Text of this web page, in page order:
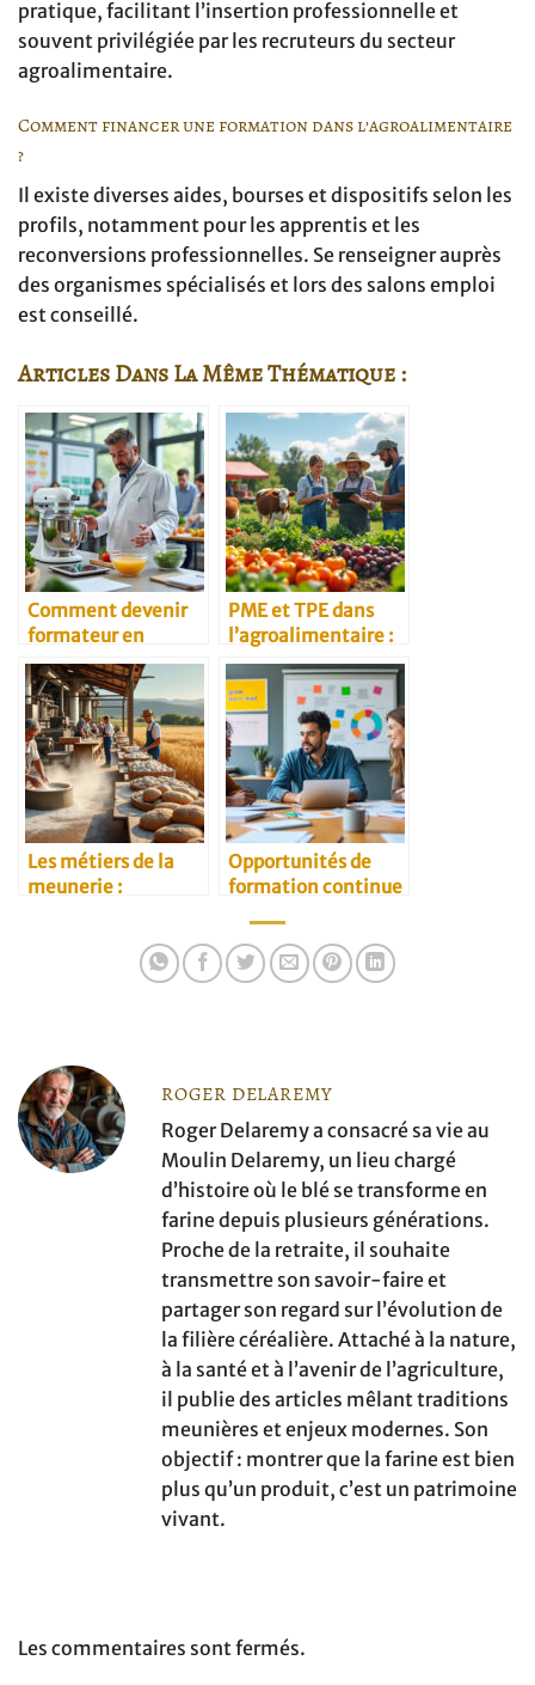
pratique, facilitant l’insertion professionnelle et
souvent privilégiée par les recruteurs du secteur
agroalimentaire.
Comment financer une formation dans l’agroalimentaire
?
Il existe diverses aides, bourses et dispositifs selon les
profils, notamment pour les apprentis et les
reconversions professionnelles. Se renseigner auprès
des organismes spécialisés et lors des salons emploi
est conseillé.
Articles Dans La Même Thématique :
Comment devenir
formateur en
agroalimentaire
PME et TPE dans
l’agroalimentaire :
défis et
opportunités
Les métiers de la
meunerie :
Opportunités de
formation continue
ROGER DELAREMY
Roger Delaremy a consacré sa vie au
Moulin Delaremy, un lieu chargé
d’histoire où le blé se transforme en
farine depuis plusieurs générations.
Proche de la retraite, il souhaite
transmettre son savoir-faire et
partager son regard sur l’évolution de
la filière céréalière. Attaché à la nature,
à la santé et à l’avenir de l’agriculture,
il publie des articles mêlant traditions
meunières et enjeux modernes. Son
objectif : montrer que la farine est bien
plus qu’un produit, c’est un patrimoine
vivant.
Les commentaires sont fermés.